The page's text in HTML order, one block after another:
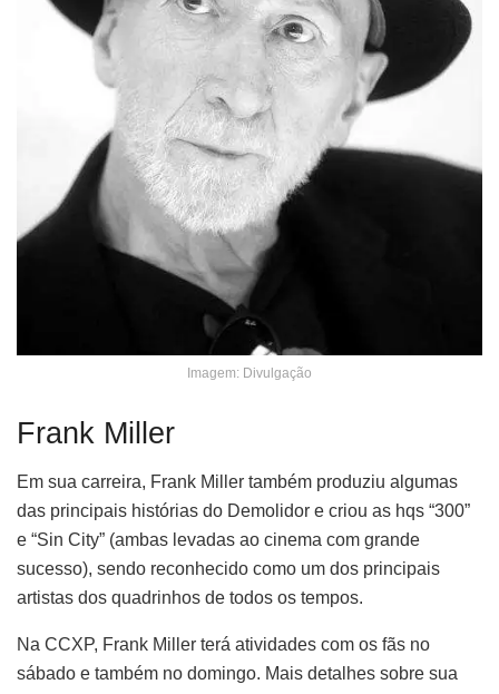
Imagem: Divulgação
Frank Miller
Em sua carreira, Frank Miller também produziu algumas
das principais histórias do Demolidor e criou as hqs “300”
e “Sin City” (ambas levadas ao cinema com grande
sucesso), sendo reconhecido como um dos principais
artistas dos quadrinhos de todos os tempos.
Na CCXP, Frank Miller terá atividades com os fãs no
sábado e também no domingo. Mais detalhes sobre sua